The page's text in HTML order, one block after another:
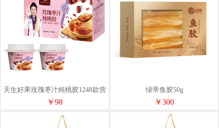
天生好果玫瑰枣汁炖桃胶1248款营
养速食粥代餐软糯清甜
￥98
绿帝鱼胶50g
￥300